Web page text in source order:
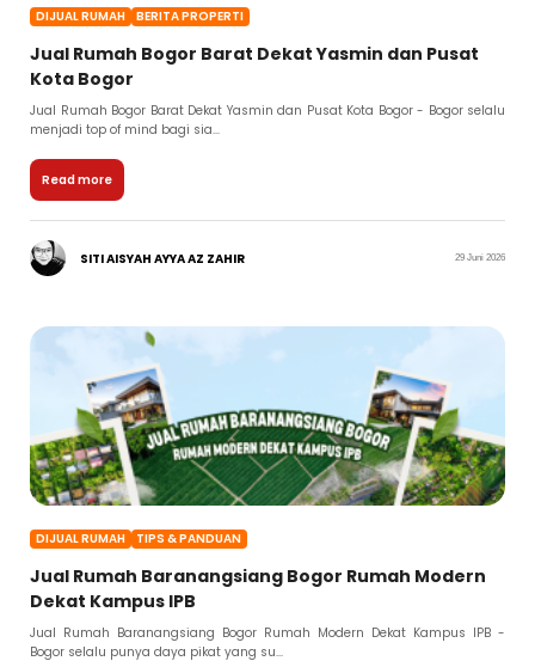
DIJUAL RUMAH BERITA PROPERTI
Jual Rumah Bogor Barat Dekat Yasmin dan Pusat
Kota Bogor
Jual Rumah Bogor Barat Dekat Yasmin dan Pusat Kota Bogor - Bogor selalu
menjadi top of mind bagi sia...
Read more
SITI AISYAH AYYA AZ ZAHIR 29 Juni 2026
DIJUAL RUMAH TIPS & PANDUAN
Jual Rumah Baranangsiang Bogor Rumah Modern
Dekat Kampus IPB
Jual Rumah Baranangsiang Bogor Rumah Modern Dekat Kampus IPB -
Bogor selalu punya daya pikat yang su...